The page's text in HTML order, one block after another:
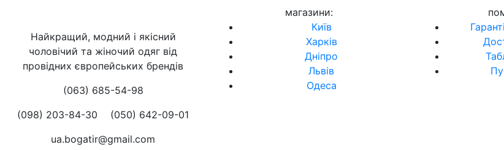
Найкращий, модний і якісний
чоловічий та жіночий одяг від
провідних європейських брендів
(063) 685-54-98
(098) 203-84-30
(050) 642-09-01
ua.bogatir@gmail.com
магазини:
Київ
Харків
Дніпро
Львів
Одеса